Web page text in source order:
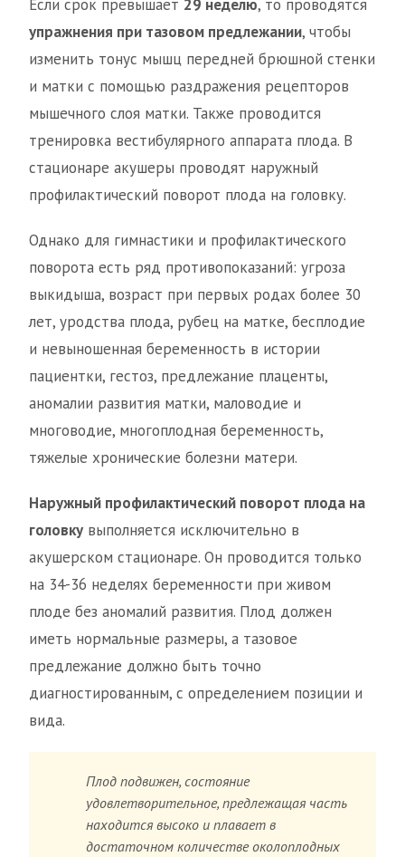
Если срок превышает 29 неделю, то проводятся
упражнения при тазовом предлежании, чтобы
изменить тонус мышц передней брюшной стенки
и матки с помощью раздражения рецепторов
мышечного слоя матки. Также проводится
тренировка вестибулярного аппарата плода. В
стационаре акушеры проводят наружный
профилактический поворот плода на головку.
Однако для гимнастики и профилактического
поворота есть ряд противопоказаний: угроза
выкидыша, возраст при первых родах более 30
лет, уродства плода, рубец на матке, бесплодие
и невыношенная беременность в истории
пациентки, гестоз, предлежание плаценты,
аномалии развития матки, маловодие и
многоводие, многоплодная беременность,
тяжелые хронические болезни матери.
Наружный профилактический поворот плода на
головку выполняется исключительно в
акушерском стационаре. Он проводится только
на 34-36 неделях беременности при живом
плоде без аномалий развития. Плод должен
иметь нормальные размеры, а тазовое
предлежание должно быть точно
диагностированным, с определением позиции и
вида.
Плод подвижен, состояние
удовлетворительное, предлежащая часть
находится высоко и плавает в
достаточном количестве околоплодных